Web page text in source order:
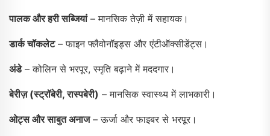
पालक और हरी सब्जियां– मानसिक तेज़ी में सहायक।
डार्क चॉकलेट– फाइन फ्लैवोनॉइड्स और एंटीऑक्सीडेंट्स।
अंडे– कोलिन से भरपूर, स्मृति बढ़ाने में मददगार।
बेरीज़ (स्ट्रॉबेरी, रास्पबेरी) – मानसिक स्वास्थ्य में लाभकारी।
ओट्स और साबुत अनाज– ऊर्जा और फाइबर से भरपूर।